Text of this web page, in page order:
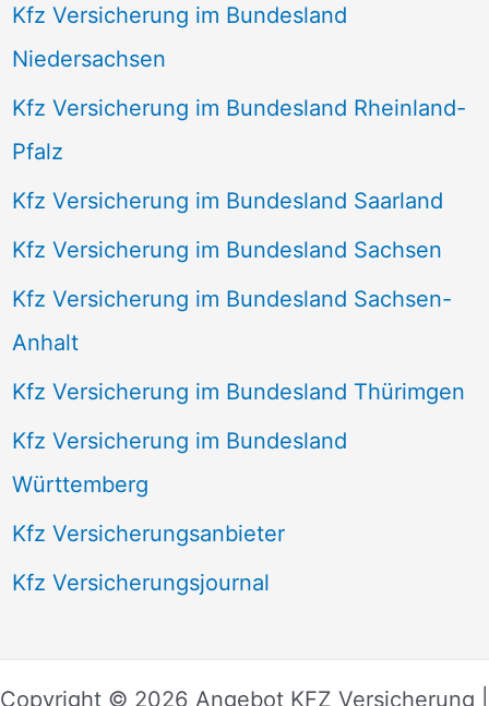
Kfz Versicherung im Bundesland
Niedersachsen
Kfz Versicherung im Bundesland Rheinland-
Pfalz
Kfz Versicherung im Bundesland Saarland
Kfz Versicherung im Bundesland Sachsen
Kfz Versicherung im Bundesland Sachsen-
Anhalt
Kfz Versicherung im Bundesland Thürimgen
Kfz Versicherung im Bundesland
Württemberg
Kfz Versicherungsanbieter
Kfz Versicherungsjournal
Copyright © 2026 Angebot KFZ Versicherung |